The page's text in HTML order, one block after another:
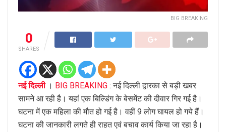
BIG BREAKING
0
SHARES
नई दिल्ली। BIG BREAKING : नई दिल्ली द्वारका से बड़ी खबर
सामने आ रही है। यहां एक बिल्डिंग के बेसमेंट की दीवार गिर गई है।
घटना में एक महिला की मौत हो गई है। वहीं 9 लोग घायल हो गये हैं।
घटना की जानकारी लगते ही राहत एवं बचाव कार्य किया जा रहा है।